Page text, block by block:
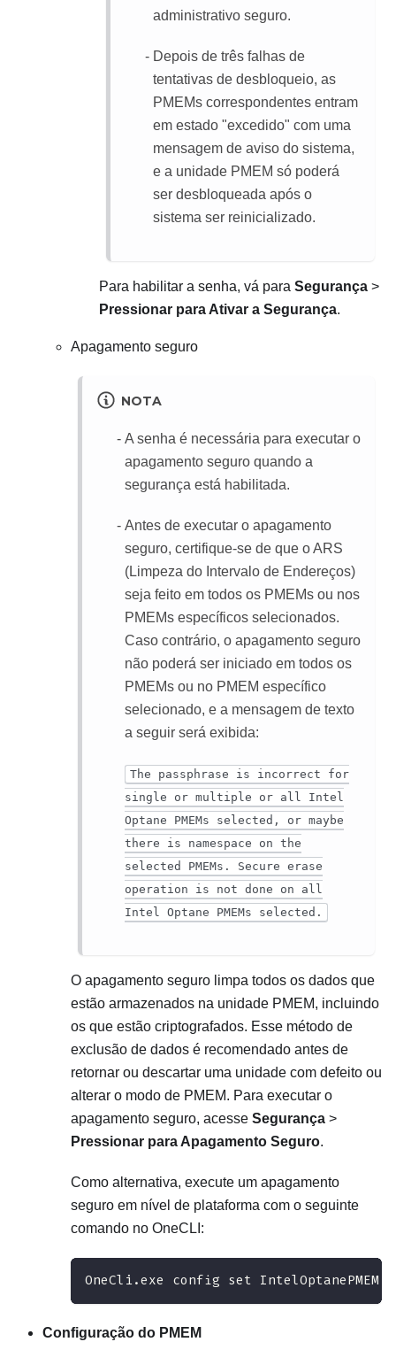
administrativo seguro.
Depois de três falhas de
tentativas de desbloqueio, as
PMEMs correspondentes entram
em estado "excedido" com uma
mensagem de aviso do sistema,
e a unidade PMEM só poderá
ser desbloqueada após o
sistema ser reinicializado.
Para habilitar a senha, vá para Segurança >
Pressionar para Ativar a Segurança.
Apagamento seguro
NOTA
A senha é necessária para executar o
apagamento seguro quando a
segurança está habilitada.
Antes de executar o apagamento
seguro, certifique-se de que o ARS
(Limpeza do Intervalo de Endereços)
seja feito em todos os PMEMs ou nos
PMEMs específicos selecionados.
Caso contrário, o apagamento seguro
não poderá ser iniciado em todos os
PMEMs ou no PMEM específico
selecionado, e a mensagem de texto
a seguir será exibida:
The passphrase is incorrect for
single or multiple or all Intel
Optane PMEMs selected, or maybe
there is namespace on the
selected PMEMs. Secure erase
operation is not done on all
Intel Optane PMEMs selected.
O apagamento seguro limpa todos os dados que
estão armazenados na unidade PMEM, incluindo
os que estão criptografados. Esse método de
exclusão de dados é recomendado antes de
retornar ou descartar uma unidade com defeito ou
alterar o modo de PMEM. Para executar o
apagamento seguro, acesse Segurança >
Pressionar para Apagamento Seguro.
Como alternativa, execute um apagamento
seguro em nível de plataforma com o seguinte
comando no OneCLI:
OneCli.exe config set
Configuração do PMEM